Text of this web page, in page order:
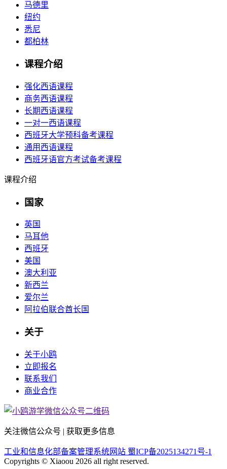
马德里
纽约
悉尼
都柏林
课程介绍
强化西语课程
商务西语课程
长期西语课程
一对一西语课程
西班牙大学预科备考课程
通用西语课程
西班牙语官方考试备考课程
课程介绍
国家
英国
马耳他
西班牙
美国
澳大利亚
新西兰
爱尔兰
阿拉伯联合酋长国
关于
关于小鸥
立即报名
联系我们
商业合作
关注微信公众号 | 获取更多信息
工业和信息化部备案管理系统网站 蜀ICP备2025134271号-1
Copyrights © Xiaoou 2026 all right reserved.